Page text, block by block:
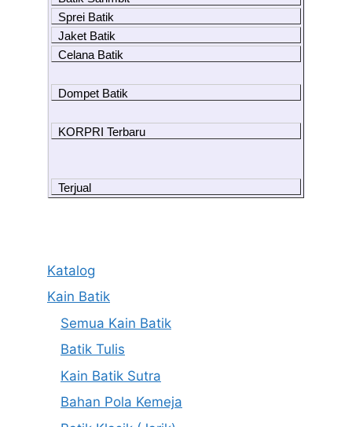
Sprei Batik
Jaket Batik
Celana Batik
Dompet Batik
KORPRI Terbaru
Terjual
Katalog
Kain Batik
Semua Kain Batik
Batik Tulis
Kain Batik Sutra
Bahan Pola Kemeja